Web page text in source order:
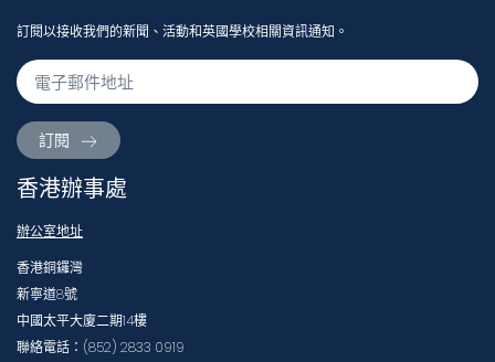
訂閱以接收我們的新聞、活動和英國學校相關資訊通知。
訂閱
香港辦事處
辦公室地址
香港銅鑼灣
新寧道8號
中國太平大廈二期14樓
聯絡電話：(852) 2833 0919